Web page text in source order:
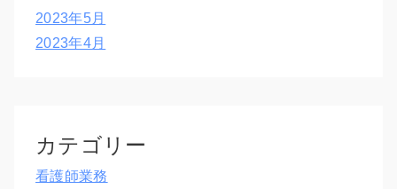
2023年5月
2023年4月
カテゴリー
看護師業務